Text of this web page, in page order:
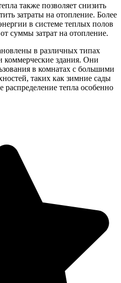
также позволяет снизить
затраты на отопление. Более
в системе теплых полов
суммы затрат на отопление.
в различных типах
здания. Они
в комнатах с большими
таких как зимние сады
тепла особенно